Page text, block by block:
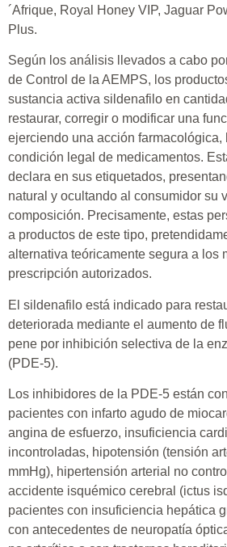
´Afrique, Royal Honey VIP, Jaguar
Plus.
Según los análisis llevados a cabo
de Control de la AEMPS, los
sustancia activa sildenafilo en
restaurar, corregir o modificar una
ejerciendo una acción farmacológica,
condición legal de medicamentos.
declara en sus etiquetados,
natural y ocultando al consumidor su
composición. Precisamente, estas
a productos de este tipo,
alternativa teóricamente segura a los
prescripción autorizados.
El sildenafilo está indicado para
deteriorada mediante el aumento de
pene por inhibición selectiva de la
(PDE-5).
Los inhibidores de la PDE-5 están
pacientes con infarto agudo de
angina de esfuerzo, insuficiencia
incontroladas, hipotensión (tensión
mmHg), hipertensión arterial no
accidente isquémico cerebral (ictus
pacientes con insuficiencia hepática
con antecedentes de neuropatía